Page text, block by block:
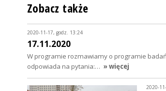
Zobacz także
2020-11-17, godz. 13:24
17.11.2020
W programie rozmawiamy o programie
odpowiada na pytania:… » więcej
2020-